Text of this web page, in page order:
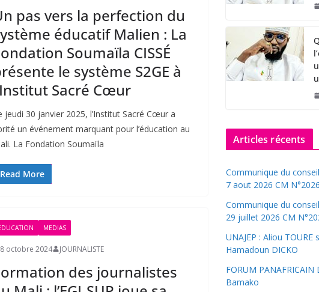
pas vers la perfection du
éducatif Malien : La
Soumaïla CISSÉ
le système S2GE à
Sacré Cœur
jeudi 30 janvier 2025, l’Institut Sacré Cœur a
un événement marquant pour l’éducation au
La Fondation Soumaïla
Read More
MEDIAS
8 octobre 2024 JOURNALISTE
des journalistes
Articles récents
Communique du
7 aout 2026 CM
Communique du
29 juillet 2026 CM
UNAJEP : Aliou TOURE
Hamadoun DICKO
FORUM PANAFRICAIN
Bamako